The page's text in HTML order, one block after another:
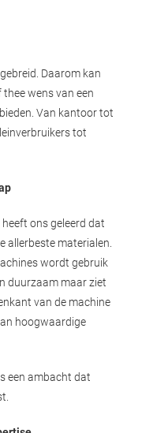
Daarom kan
wens van een
Van kantoor tot
tot
ons geleerd dat
allerbeste materialen.
wordt gebruik
duurzaam maar ziet
van de machine
hoogwaardige
een ambacht dat